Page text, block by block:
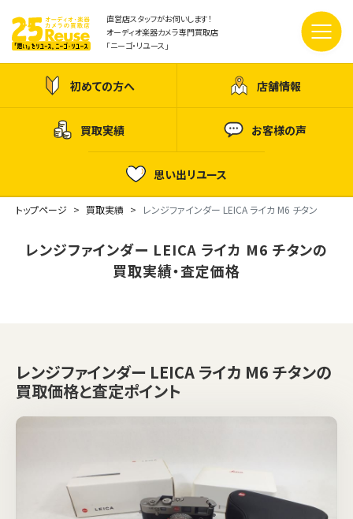
直営店スタッフがお伺いします！
オーディオ楽器カメラ専門買取店
「ニーゴ・リユース」
初めての方へ 店舗情報
買取実績 お客様の声
思い出リユース
トップページ 買取実績 レンジファインダー LEICA ライカ M6 チタン
レンジファインダー LEICA ライカ M6 チタンの
買取実績・査定価格
レンジファインダー LEICA ライカ M6 チタンの
買取価格と査定ポイント